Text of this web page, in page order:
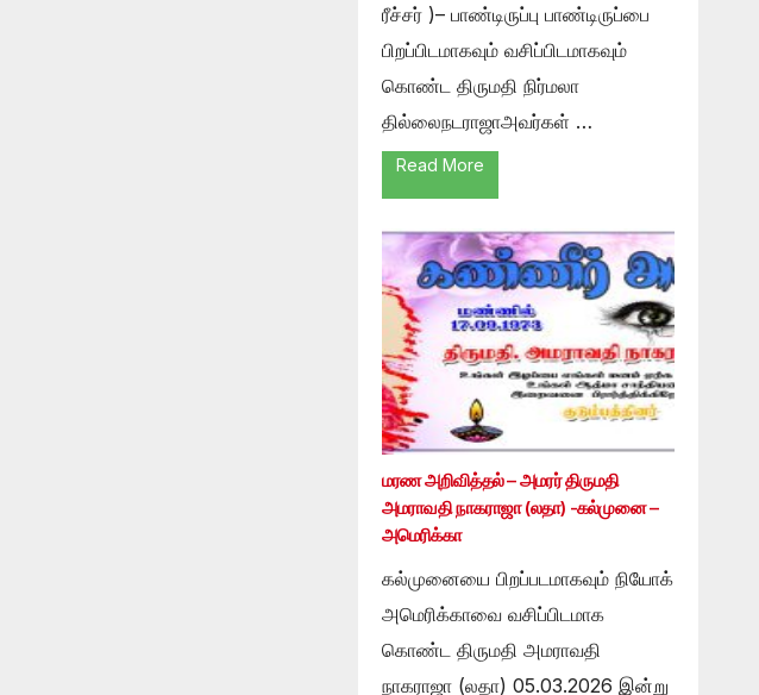
ரீச்சர் )– பாண்டிருப்பு பாண்டிருப்பை
பிறப்பிடமாகவும் வசிப்பிடமாகவும்
கொண்ட திருமதி நிர்மலா
தில்லைநடராஜாஅவர்கள் …
Read More
மரண அறிவித்தல் – அமரர் திருமதி
அமராவதி நாகராஜா (லதா) -கல்முனை –
அமெரிக்கா
கல்முனையை பிறப்படமாகவும் நியோக்
அமெரிக்காவை வசிப்பிடமாக
கொண்ட திருமதி அமராவதி
நாகராஜா (லதா) 05.03.2026 இன்று